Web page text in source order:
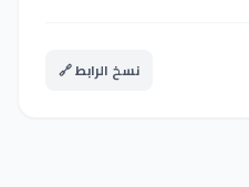
نسخ الرابط 🔗